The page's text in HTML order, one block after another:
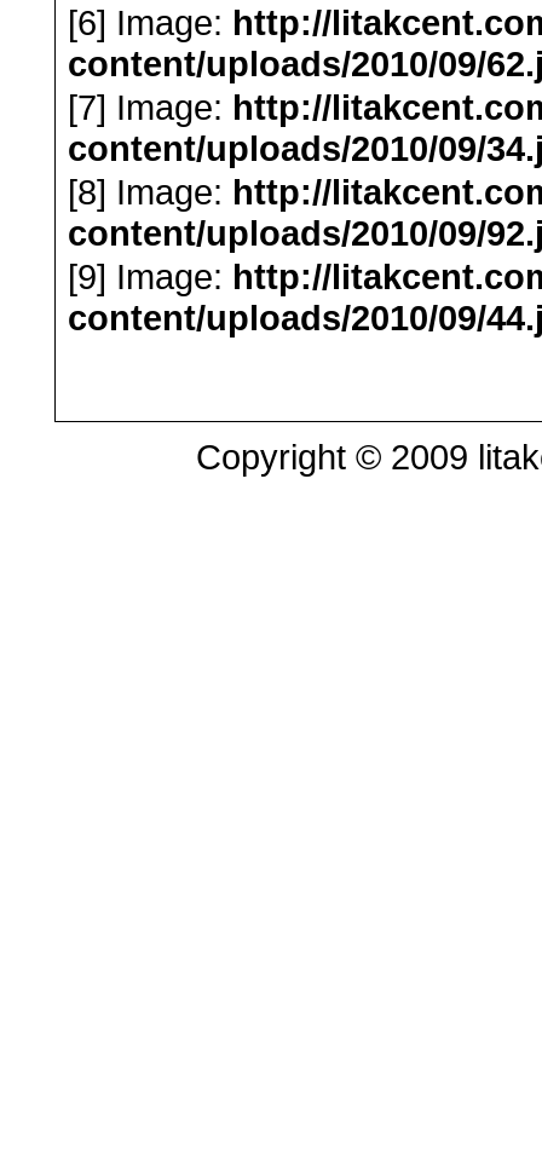
[6] Image: http://
content/uploads/2010/09/
[7] Image: http://
content/uploads/2010/09/
[8] Image: http://
content/uploads/2010/09/
[9] Image: http://
content/uploads/2010/09/
Copyright © 2009